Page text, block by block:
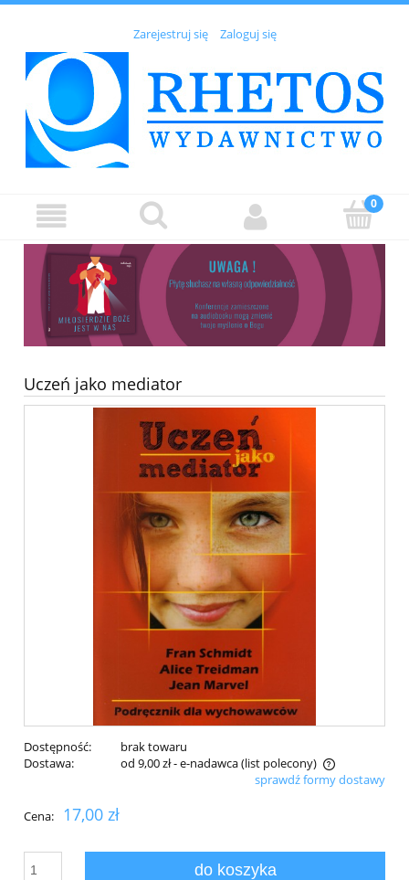
Zarejestruj się Zaloguj się
Uczeń jako mediator
Dostępność:
brak towaru
Dostawa:
od 9,00 zł- e-nadawca (list polecony)
Cena nie zawiera ewentualnych kosztów płatnościsprawdź formy dostawy
Cena: 17,00 zł
do koszyka